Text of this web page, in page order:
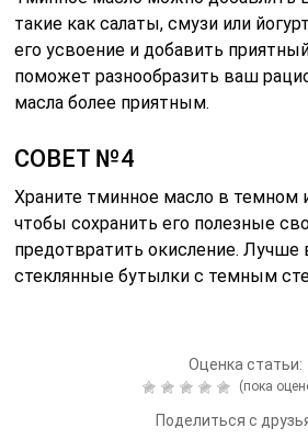
такие как салаты, смузи или
его усвоение и добавить
поможет разнообразить ваш
масла более приятным.
СОВЕТ №4
Храните тминное масло в темном
чтобы сохранить его полезные
предотвратить окисление. Лучше
стеклянные бутылки с темным
Оценка статьи:
(пока
Поделиться с